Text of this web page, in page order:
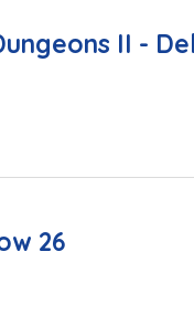
II -
26